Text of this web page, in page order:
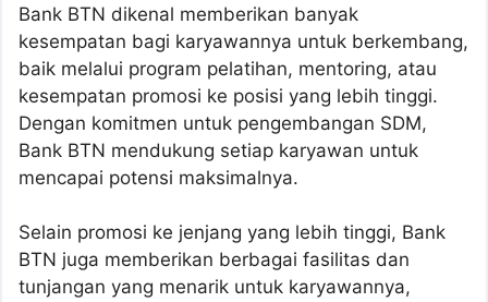
Bank BTN dikenal memberikan banyak
kesempatan bagi karyawannya untuk berkembang,
baik melalui program pelatihan, mentoring, atau
kesempatan promosi ke posisi yang lebih tinggi.
Dengan komitmen untuk pengembangan SDM,
Bank BTN mendukung setiap karyawan untuk
mencapai potensi maksimalnya.
Selain promosi ke jenjang yang lebih tinggi, Bank
BTN juga memberikan berbagai fasilitas dan
tunjangan yang menarik untuk karyawannya,